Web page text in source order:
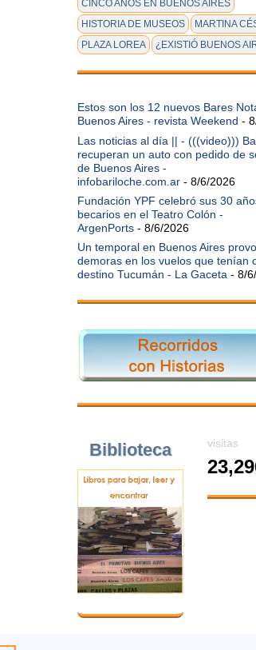
CINCO AÑOS EN BUENOS AIRES
HISTORIA DE MUSEOS
MARTINA
PLAZA LOREA
¿EXISTIÓ BUENOS
Estos son los 12 nuevos Bares
Buenos Aires - revista Weekend -
Las noticias al día || - (((video)))
recuperan un auto con pedido de
de Buenos Aires -
infobariloche.com.ar - 8/6/2026
Fundación YPF celebró sus 30
becarios en el Teatro Colón -
ArgenPorts - 8/6/2026
Un temporal en Buenos Aires
demoras en los vuelos que tenían
destino Tucumán - La Gaceta - 8/
Biblioteca visitas